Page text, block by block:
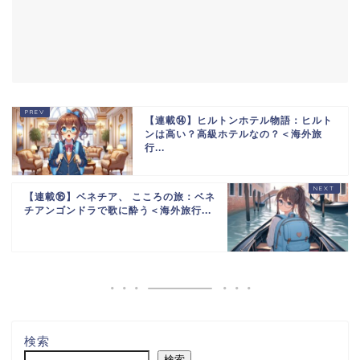
【連載⑭】ヒルトンホテル物語：ヒルト
ンは高い？高級ホテルなの？＜海外旅
行...
【連載⑯】ベネチア、 こころの旅：ベネ
チアンゴンドラで歌に酔う＜海外旅行...
検索